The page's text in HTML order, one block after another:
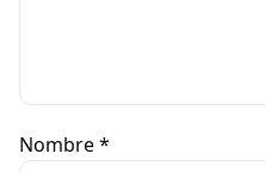
Nombre*